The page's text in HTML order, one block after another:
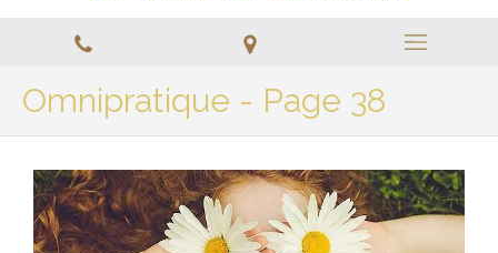
Omnipratique - Page 38